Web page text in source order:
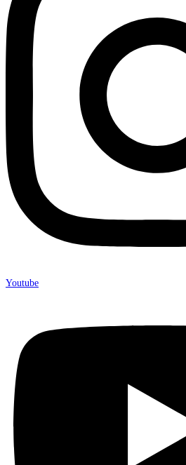
Youtube